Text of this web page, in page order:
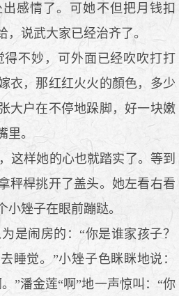
感情了。可她不但把月钱扣
说武大家已经治齐了。
不妙，可外面已经吹吹打打
衣，那红红火火的顏色，多少
大户在不停地跺脚，好一块嫩
。
这样她的心也就踏实了。等到
秤桿挑开了盖头。她左看右看
矬子在眼前蹦跶。
是闹房的：“你是谁家孩子？
睡觉。”小矬子色眯眯地说：
”潘金莲“啊”地一声惊叫：“你